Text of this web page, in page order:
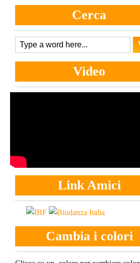
Cerca
Video
Link Amici
Cambia i colori